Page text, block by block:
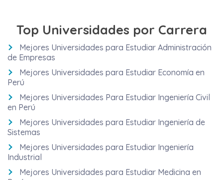
Top Universidades por Carrera
Mejores Universidades para Estudiar Administración
de Empresas
Mejores Universidades para Estudiar Economía en
Perú
Mejores Universidades Para Estudiar Ingeniería Civil
en Perú
Mejores Universidades para Estudiar Ingeniería de
Sistemas
Mejores Universidades para Estudiar Ingeniería
Industrial
Mejores Universidades para Estudiar Medicina en